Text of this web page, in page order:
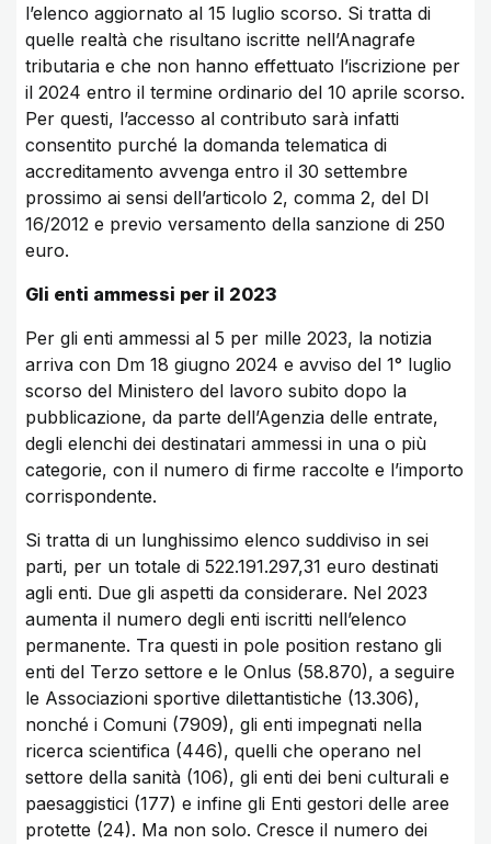
l’elenco aggiornato al 15 luglio scorso. Si tratta di
quelle realtà che risultano iscritte nell’Anagrafe
tributaria e che non hanno effettuato l’iscrizione per
il 2024 entro il termine ordinario del 10 aprile scorso.
Per questi, l’accesso al contributo sarà infatti
consentito purché la domanda telematica di
accreditamento avvenga entro il 30 settembre
prossimo ai sensi dell’articolo 2, comma 2, del Dl
16/2012 e previo versamento della sanzione di 250
euro.
Gli enti ammessi per il 2023
Per gli enti ammessi al 5 per mille 2023, la notizia
arriva con Dm 18 giugno 2024 e avviso del 1° luglio
scorso del Ministero del lavoro subito dopo la
pubblicazione, da parte dell’Agenzia delle entrate,
degli elenchi dei destinatari ammessi in una o più
categorie, con il numero di firme raccolte e l’importo
corrispondente.
Si tratta di un lunghissimo elenco suddiviso in sei
parti, per un totale di 522.191.297,31 euro destinati
agli enti. Due gli aspetti da considerare. Nel 2023
aumenta il numero degli enti iscritti nell’elenco
permanente. Tra questi in pole position restano gli
enti del Terzo settore e le Onlus (58.870), a seguire
le Associazioni sportive dilettantistiche (13.306),
nonché i Comuni (7909), gli enti impegnati nella
ricerca scientifica (446), quelli che operano nel
settore della sanità (106), gli enti dei beni culturali e
paesaggistici (177) e infine gli Enti gestori delle aree
protette (24). Ma non solo. Cresce il numero dei